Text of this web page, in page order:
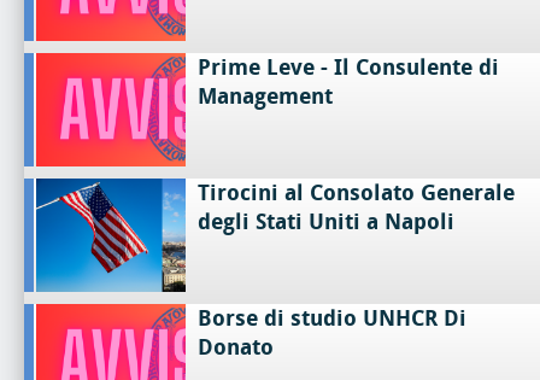
Prime Leve - Il Consulente di
Management
Tirocini al Consolato Generale
degli Stati Uniti a Napoli
Borse di studio UNHCR Di
Donato